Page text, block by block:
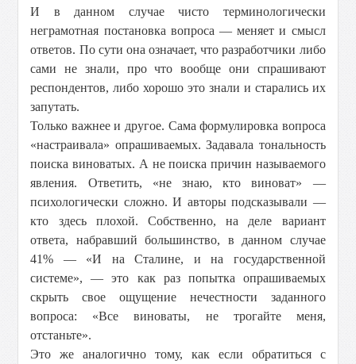
И в данном случае чисто терминологически
неграмотная постановка вопроса — меняет и смысл
ответов. По сути она означает, что разработчики либо
сами не знали, про что вообще они спрашивают
респондентов, либо хорошо это знали и старались их
запутать.
Только важнее и другое. Сама формулировка вопроса
«настраивала» опрашиваемых. Задавала тональность
поиска виноватых. А не поиска причин называемого
явления. Ответить, «не знаю, кто виноват» —
психологически сложно. И авторы подсказывали —
кто здесь плохой. Собственно, на деле вариант
ответа, набравший большинство, в данном случае
41% — «И на Сталине, и на государственной
системе», — это как раз попытка опрашиваемых
скрыть свое ощущение нечестности заданного
вопроса: «Все виноваты, не трогайте меня,
отстаньте».
Это же аналогично тому, как если обратиться с